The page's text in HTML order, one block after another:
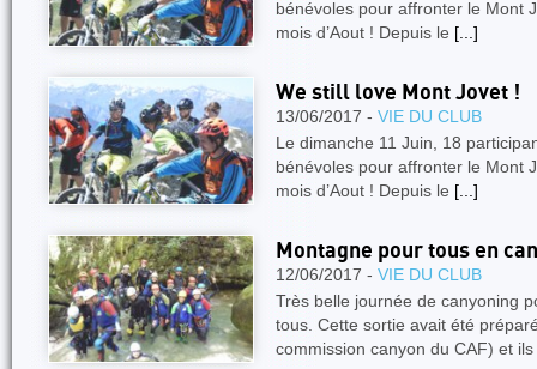
bénévoles pour affronter le Mont
mois d’Aout ! Depuis le [...]
We still love Mont Jovet !
13/06/2017 - VIE DU CLUB
Le dimanche 11 Juin, 18
bénévoles pour affronter le Mont
mois d’Aout ! Depuis le [...]
Montagne pour tous en
12/06/2017 - VIE DU CLUB
Très belle journée de canyoning
tous. Cette sortie avait été
commission canyon du CAF) et ils